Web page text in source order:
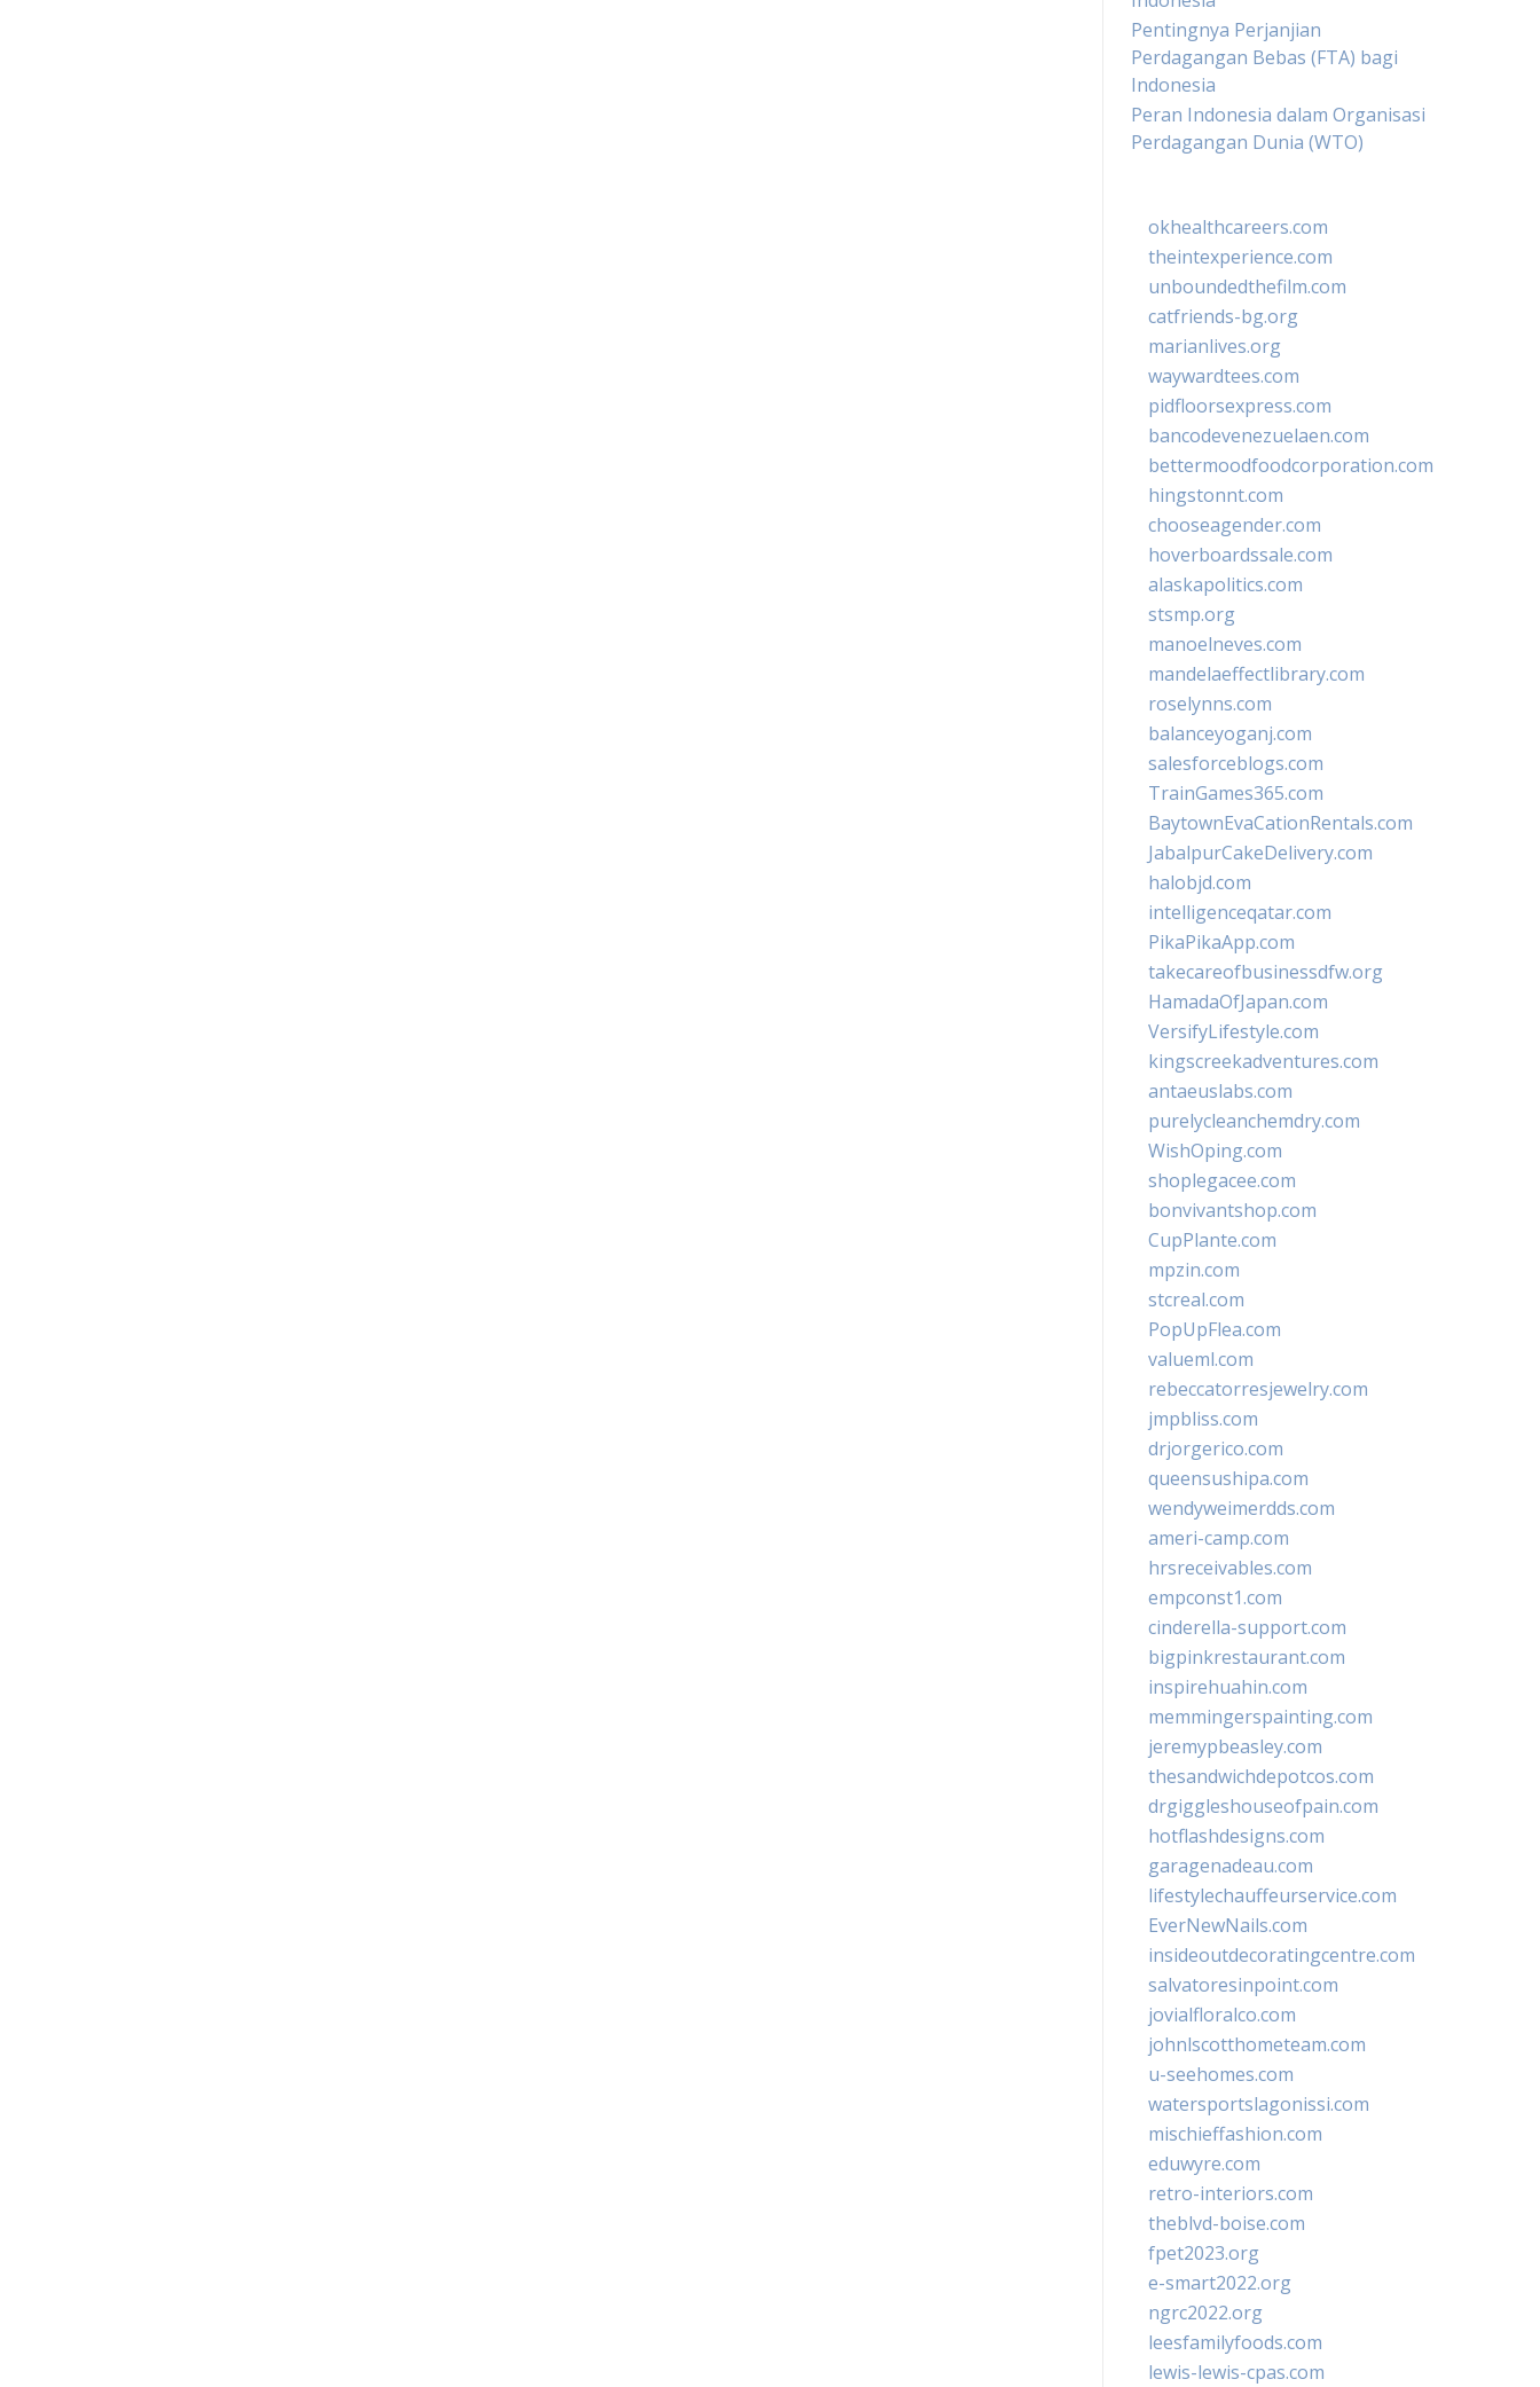
Pentingnya Perjanjian
Perdagangan Bebas (FTA) bagi
Indonesia
Peran Indonesia dalam Organisasi
Perdagangan Dunia (WTO)
okhealthcareers.com
theintexperience.com
unboundedthefilm.com
catfriends-bg.org
marianlives.org
waywardtees.com
pidfloorsexpress.com
bancodevenezuelaen.com
bettermoodfoodcorporation.com
hingstonnt.com
chooseagender.com
hoverboardssale.com
alaskapolitics.com
stsmp.org
manoelneves.com
mandelaeffectlibrary.com
roselynns.com
balanceyoganj.com
salesforceblogs.com
TrainGames365.com
BaytownEvaCationRentals.com
JabalpurCakeDelivery.com
halobjd.com
intelligenceqatar.com
PikaPikaApp.com
takecareofbusinessdfw.org
HamadaOfJapan.com
VersifyLifestyle.com
kingscreekadventures.com
antaeuslabs.com
purelycleanchemdry.com
WishOping.com
shoplegacee.com
bonvivantshop.com
CupPlante.com
mpzin.com
stcreal.com
PopUpFlea.com
valueml.com
rebeccatorresjewelry.com
jmpbliss.com
drjorgerico.com
queensushipa.com
wendyweimerdds.com
ameri-camp.com
hrsreceivables.com
empconst1.com
cinderella-support.com
bigpinkrestaurant.com
inspirehuahin.com
memmingerspainting.com
jeremypbeasley.com
thesandwichdepotcos.com
drgiggleshouseofpain.com
hotflashdesigns.com
garagenadeau.com
lifestylechauffeurservice.com
EverNewNails.com
insideoutdecoratingcentre.com
salvatoresinpoint.com
jovialfloralco.com
johnlscotthometeam.com
u-seehomes.com
watersportslagonissi.com
mischieffashion.com
eduwyre.com
retro-interiors.com
theblvd-boise.com
fpet2023.org
e-smart2022.org
ngrc2022.org
leesfamilyfoods.com
lewis-lewis-cpas.com